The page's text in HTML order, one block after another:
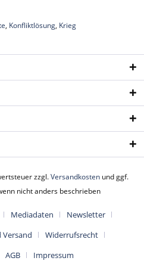
, Konfliktlösung, Krieg
zzgl.Versandkosten und ggf.
nicht anders beschrieben
Mediadaten
Newsletter
Versand
Widerrufsrecht
AGB
Impressum